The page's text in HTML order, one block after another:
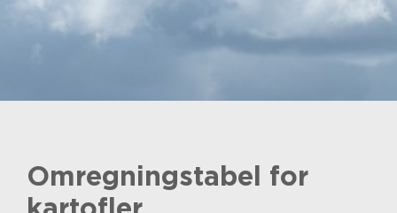
Omregningstabel for